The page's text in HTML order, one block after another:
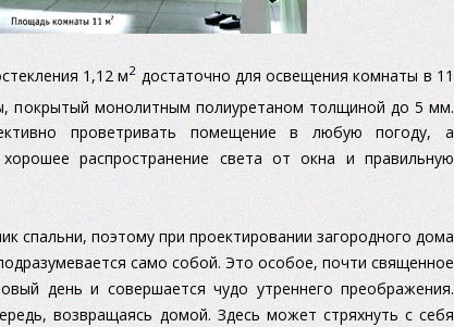
1,12 м2 достаточно для освещения комнаты в 11
покрытый монолитным полиуретаном толщиной до 5 мм.
проветривать помещение в любую погоду, а
распространение света от окна и правильную
спальни, поэтому при проектировании загородного дома
само собой. Это особое, почти священное
день и совершается чудо утреннего преображения.
возвращаясь домой. Здесь может стряхнуть с себя